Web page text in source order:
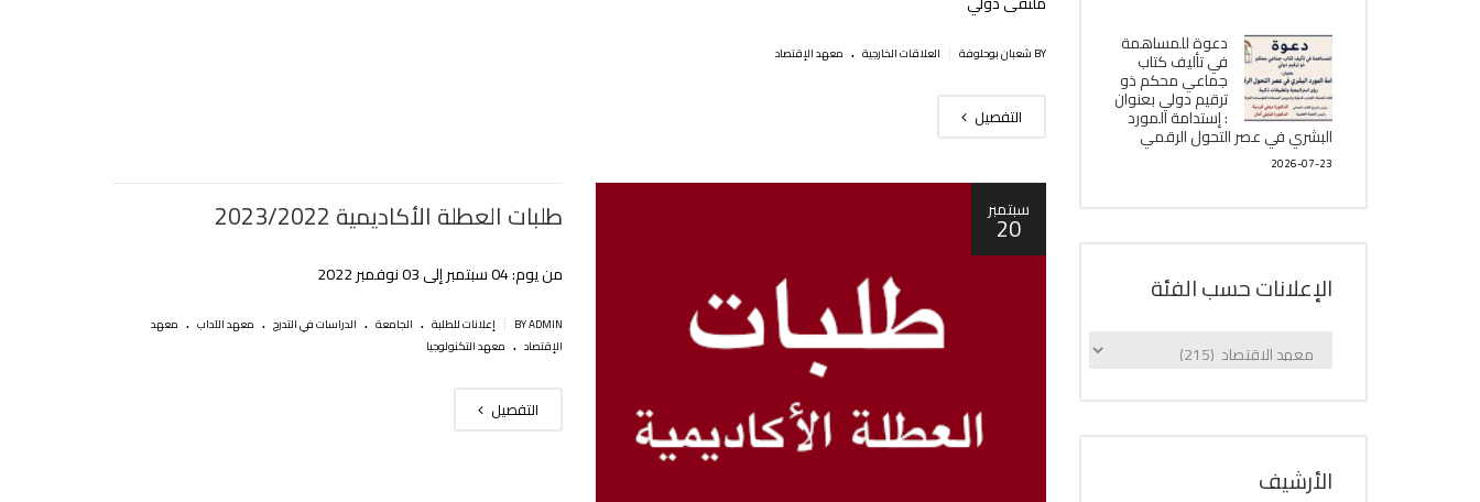
BY شعبان بوحلوفة العلاقات الخارجية . معهد الإقتصاد
التفصيل
سبتمبر
20 طلبات العطلة الأكاديمية 2023/2022
من يوم: 04 سبتمبر إلى 03 نوفمبر 2022
BY ADMIN إعلانات للطلبة . الجامعة . الدراسات في التدرج . معهد الآداب . معهد
الإقتصاد . معهد التكنولوجيا
التفصيل
دعوة للمساهمة
في تأليف كتاب
جماعي محكم ذو
ترقيم دولي بعنوان
: إستدامة المورد
البشري في عصر التحول الرقمي
2026-07-23
الإعلانات حسب الفئة
الإعلانات
اﻷرشيف